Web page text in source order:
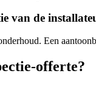
van de
Een
offerte?